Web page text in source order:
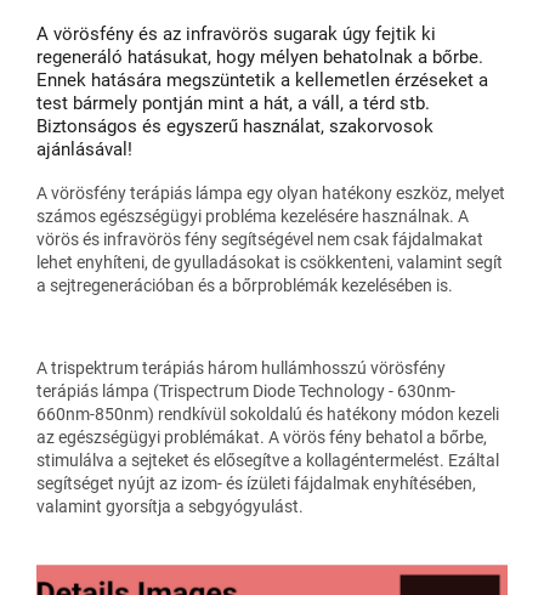
A vörösfény és az infravörös sugarak úgy fejtik ki
regeneráló hatásukat, hogy mélyen behatolnak a bőrbe.
Ennek hatására megszüntetik a kellemetlen érzéseket a
test bármely pontján mint a hát, a váll, a térd stb.
Biztonságos és egyszerű használat, szakorvosok
ajánlásával!
A vörösfény terápiás lámpa egy olyan hatékony eszköz, melyet
számos egészségügyi probléma kezelésére használnak. A
vörös és infravörös fény segítségével nem csak fájdalmakat
lehet enyhíteni, de gyulladásokat is csökkenteni, valamint segít
a sejtregenerációban és a bőrproblémák kezelésében is.
A trispektrum terápiás három hullámhosszú vörösfény
terápiás lámpa (Trispectrum Diode Technology - 630nm-
660nm-850nm) rendkívül sokoldalú és hatékony módon kezeli
az egészségügyi problémákat. A vörös fény behatol a bőrbe,
stimulálva a sejteket és elősegítve a kollagéntermelést. Ezáltal
segítséget nyújt az izom- és ízületi fájdalmak enyhítésében,
valamint gyorsítja a sebgyógyulást.